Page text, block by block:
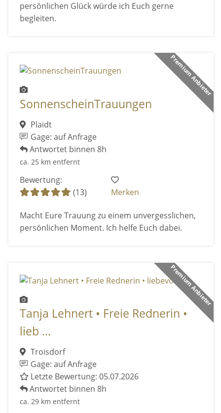
persönlichen Glück würde ich Euch gerne
begleiten.
Premium Anbieter
SonnenscheinTrauungen
Plaidt
Gage: auf Anfrage
Antwortet binnen 8h
ca. 25 km entfernt
Bewertung:
(13)
Merken
Macht Eure Trauung zu einem unvergesslichen,
persönlichen Moment. Ich helfe Euch dabei.
Premium Anbieter
Tanja Lehnert • Freie Rednerin •
lieb ...
Troisdorf
Gage: auf Anfrage
Letzte Bewertung: 05.07.2026
Antwortet binnen 8h
ca. 29 km entfernt